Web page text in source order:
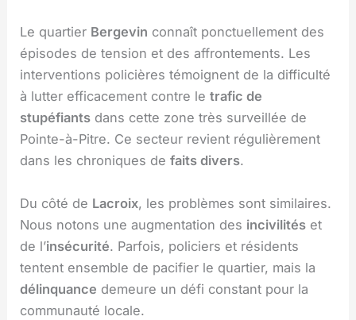
Le quartier Bergevin connaît ponctuellement des
épisodes de tension et des affrontements. Les
interventions policières témoignent de la difficulté
à lutter efficacement contre letrafic de
stupéfiants dans cette zone très surveillée de
Pointe-à-Pitre. Ce secteur revient régulièrement
dans les chroniques defaits divers.
Du côté de Lacroix, les problèmes sont similaires.
Nous notons une augmentation des incivilités et
de l’insécurité. Parfois, policiers et résidents
tentent ensemble de pacifier le quartier, mais la
délinquance demeure un défi constant pour la
communauté locale.